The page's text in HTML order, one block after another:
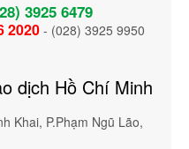
3925 6479
2020 - (028) 3925 9950
dịch Hồ Chí Minh
Khai, P.Phạm Ngũ Lão,